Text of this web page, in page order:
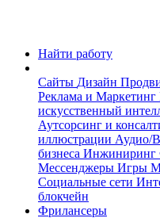
Найти работу
Сайты Дизайн
Реклама и Маркетинг
искусственный
Аутсорсинг и
иллюстрации Аудио/
бизнеса Инжиниринг
Мессенджеры Игры
Социальные сети
блокчейн
Фрилансеры